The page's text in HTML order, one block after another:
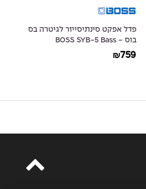
פדל אפקט סינתיסייזר לגיטרה בס
בוס - BOSS SYB-5 Bass
Synthesizer
₪759